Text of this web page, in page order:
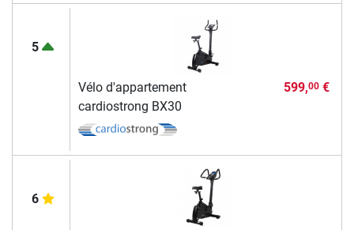
5
Vélo d'appartement
cardiostrong BX30
599,00€
6